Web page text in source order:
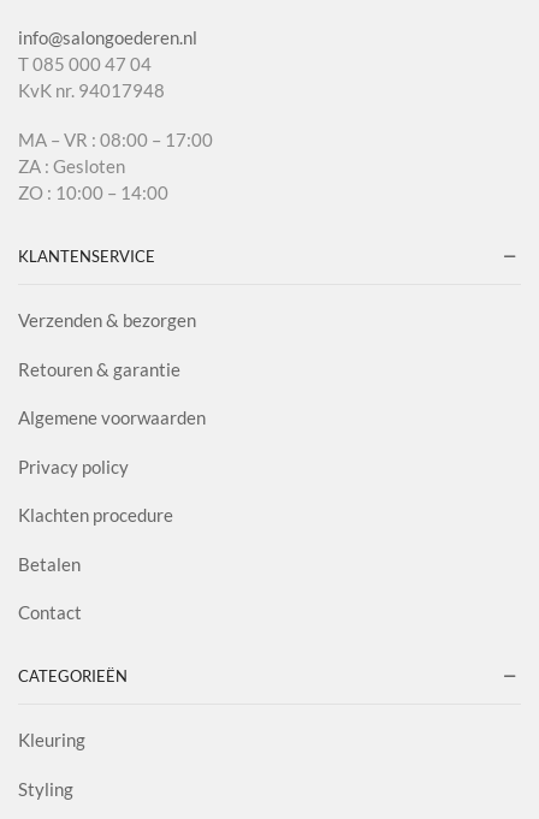
info@salongoederen.nl
T 085 000 47 04
KvK nr. 94017948
MA – VR : 08:00 – 17:00
ZA : Gesloten
ZO : 10:00 – 14:00
KLANTENSERVICE
Verzenden & bezorgen
Retouren & garantie
Algemene voorwaarden
Privacy policy
Klachten procedure
Betalen
Contact
CATEGORIEËN
Kleuring
Styling